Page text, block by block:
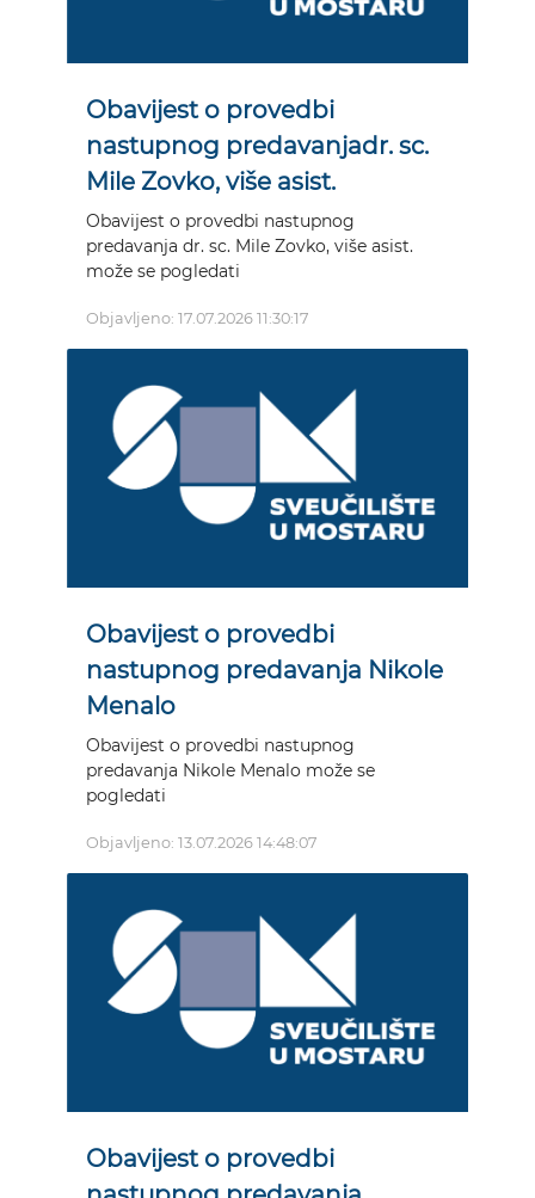
Obavijest o provedbi
nastupnog predavanjadr. sc.
Mile Zovko, više asist.
Obavijest o provedbi nastupnog
predavanja dr. sc. Mile Zovko, više asist.
može se pogledati
Objavljeno: 17.07.2026 11:30:17
Obavijest o provedbi
nastupnog predavanja Nikole
Menalo
Obavijest o provedbi nastupnog
predavanja Nikole Menalo može se
pogledati
Objavljeno: 13.07.2026 14:48:07
Obavijest o provedbi